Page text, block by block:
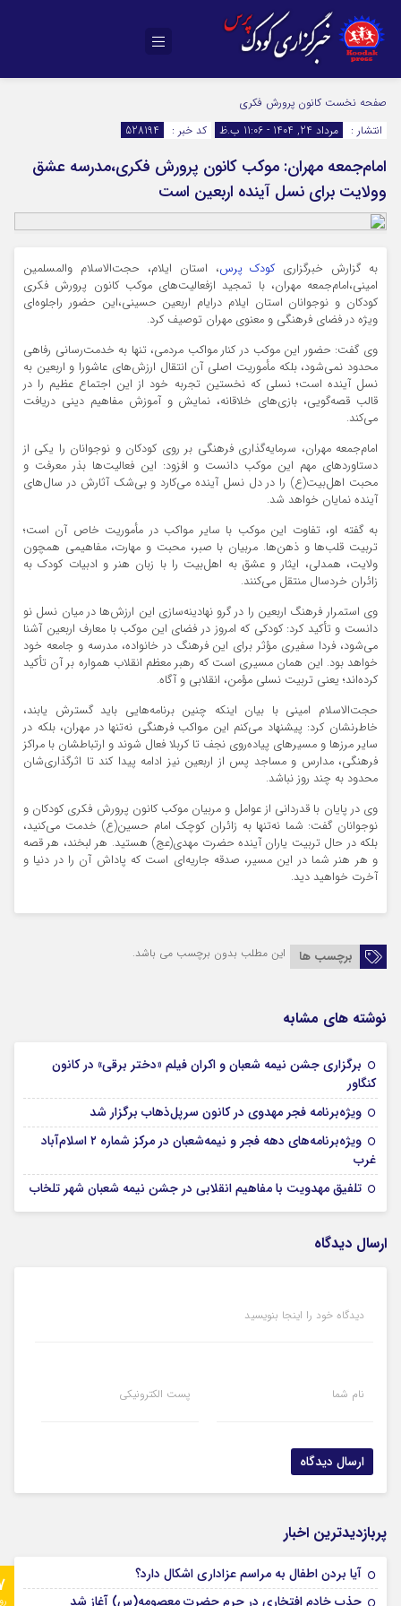
صفحه نخست کانون پرورش فکری
انتشار :
مرداد 24, 1404 - 11:06 ب.ظ کد خبر : 528194
امام‌جمعه مهران: موکب کانون پرورش فکری،مدرسه عشق
وولایت برای نسل آینده اربعین است
به گزارش خبرگزاریکودک پرس، استان ایلام، حجت‌الاسلام والمسلمین
امینی،امام‌جمعه مهران، با تمجید ازفعالیت‌های موکب کانون پرورش فکری
کودکان و نوجوانان استان ایلام درایام اربعین حسینی،این حضور راجلوه‌ای
ویژه در فضای فرهنگی و معنوی مهران توصیف کرد.
وی گفت: حضور این موکب در کنار مواکب مردمی، تنها به خدمت‌رسانی رفاهی
محدود نمی‌شود، بلکه مأموریت اصلی آن انتقال ارزش‌های عاشورا و اربعین به
نسل آینده است؛ نسلی که نخستین تجربه خود از این اجتماع عظیم را در
قالب قصه‌گویی، بازی‌های خلاقانه، نمایش و آموزش مفاهیم دینی دریافت
می‌کند.
امام‌جمعه مهران، سرمایه‌گذاری فرهنگی بر روی کودکان و نوجوانان را یکی از
دستاوردهای مهم این موکب دانست و افزود: این فعالیت‌ها بذر معرفت و
محبت اهل‌بیت(ع) را در دل نسل آینده می‌کارد و بی‌شک آثارش در سال‌های
آینده نمایان خواهد شد.
به گفته او، تفاوت این موکب با سایر مواکب در مأموریت خاص آن است؛
تربیت قلب‌ها و ذهن‌ها. مربیان با صبر، محبت و مهارت، مفاهیمی همچون
ولایت، همدلی، ایثار و عشق به اهل‌بیت را با زبان هنر و ادبیات کودک به
زائران خردسال منتقل می‌کنند.
وی استمرار فرهنگ اربعین را در گرو نهادینه‌سازی این ارزش‌ها در میان نسل نو
دانست و تأکید کرد: کودکی که امروز در فضای این موکب با معارف اربعین آشنا
می‌شود، فردا سفیری مؤثر برای این فرهنگ در خانواده، مدرسه و جامعه خود
خواهد بود. این همان مسیری است که رهبر معظم انقلاب همواره بر آن تأکید
کرده‌اند؛ یعنی تربیت نسلی مؤمن، انقلابی و آگاه.
حجت‌الاسلام امینی با بیان اینکه چنین برنامه‌هایی باید گسترش یابند،
خاطرنشان کرد: پیشنهاد می‌کنم این مواکب فرهنگی نه‌تنها در مهران، بلکه در
سایر مرزها و مسیرهای پیاده‌روی نجف تا کربلا فعال شوند و ارتباطشان با مراکز
فرهنگی، مدارس و مساجد پس از اربعین نیز ادامه پیدا کند تا اثرگذاری‌شان
محدود به چند روز نباشد.
وی در پایان با قدردانی از عوامل و مربیان موکب کانون پرورش فکری کودکان و
نوجوانان گفت: شما نه‌تنها به زائران کوچک امام حسین(ع) خدمت می‌کنید،
بلکه در حال تربیت یاران آینده حضرت مهدی(عج) هستید. هر لبخند، هر قصه
و هر هنر شما در این مسیر، صدقه جاریه‌ای است که پاداش آن را در دنیا و
آخرت خواهید دید.
برچسب ها این مطلب بدون برچسب می باشد.
نوشته های مشابه
برگزاری جشن نیمه شعبان و اکران فیلم «دختر برقی» در کانون
کنگاور
ویژه‌برنامه‌ فجر مهدوی در کانون سرپل‌ذهاب برگزار شد
ویژه‌برنامه‌های دهه فجر و نیمه‌شعبان در مرکز شماره ۲ اسلام‌آباد
غرب
تلفیق مهدویت با مفاهیم انقلابی در جشن نیمه شعبان شهر تلخاب
ارسال دیدگاه
دیدگاه خود را اینجا بنویسید
نام شما پست الکترونیکی
پربازدیدترین اخبار
آیا بردن اطفال به مراسم عزادارى اشکال دارد؟
جذب خادم افتخاری در حرم حضرت معصومه(س) آغاز شد